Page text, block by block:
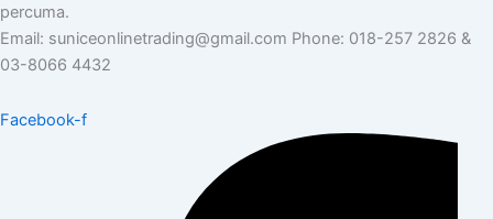
percuma.
Email: suniceonlinetrading@gmail.com Phone: 018-257 2826 &
03-8066 4432
Facebook-f